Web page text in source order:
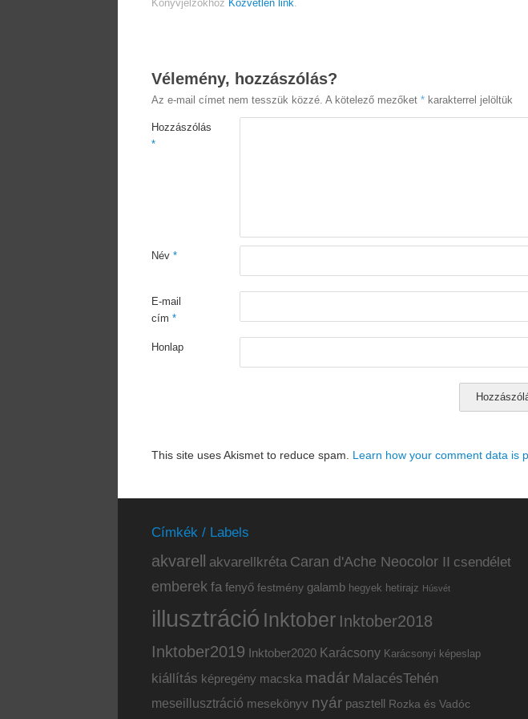
Könyvjelzőkhöz Közvetlen link.
Vélemény, hozzászólás?
Az e-mail címet nem tesszük közzé. A kötelező mezőket * karakterrel jelöltük
Hozzászólás
*
Név *
E-mail
cím *
Honlap
This site uses Akismet to reduce spam. Learn how your comment data is
Címkék / Labels
akvarell akvarellkréta Caran d'Ache Neocolor II csendélet
emberek fa fenyő festmény galamb hegyek hetirajz Húsvét
illusztráció Inktober Inktober2018
Inktober2019 Inktober2020 Karácsony Karácsonyi képeslap
kiállítás képregény macska madár MalacésTehén
meseillusztráció mesekönyv nyár pasztell Rozka és Vadóc